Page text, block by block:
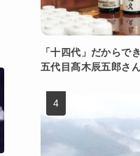
「十四代」だからで
五代目髙木辰五郎さ